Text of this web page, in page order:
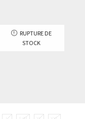
RUPTURE DE
STOCK